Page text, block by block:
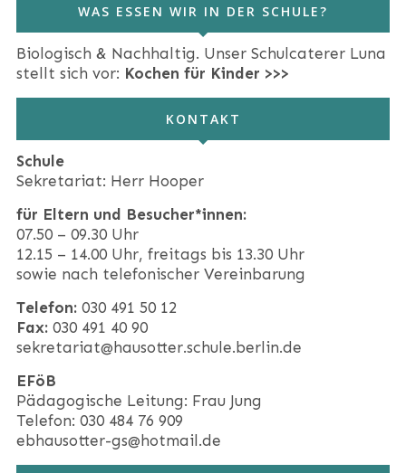
WAS ESSEN WIR IN DER SCHULE?
Biologisch & Nachhaltig. Unser Schulcaterer Luna
stellt sich vor: Kochen für Kinder >>>
KONTAKT
Schule
Sekretariat: Herr Hooper
für Eltern und Besucher*innen:
07.50 – 09.30 Uhr
12.15 – 14.00 Uhr, freitags bis 13.30 Uhr
sowie nach telefonischer Vereinbarung
Telefon: 030 491 50 12
Fax: 030 491 40 90
sekretariat@hausotter.schule.berlin.de
EFöB
Pädagogische Leitung: Frau Jung
Telefon: 030 484 76 909
ebhausotter-gs@hotmail.de